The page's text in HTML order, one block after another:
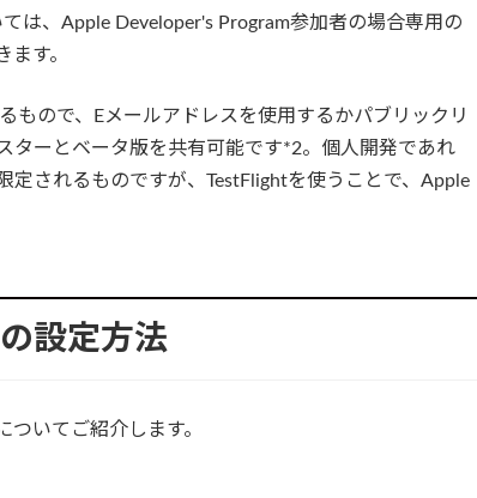
は、Apple Developer's Program参加者の場合専用の
す。
もので、Eメールアドレスを使用するかパブリックリ
ターとベータ版を共有可能です*2。個人開発であれ
定されるものですが、TestFlightを使うことで、Apple
設定方法
いてご紹介します。